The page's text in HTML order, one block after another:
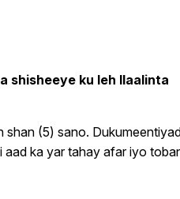
shisheeye ku leh Ilaalinta
shan (5) sano.
ka yar tahay afar iyo